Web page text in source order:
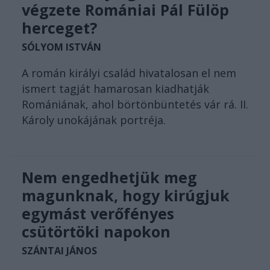
végzete Romániai Pál Fülöp
herceget?
SÓLYOM ISTVÁN
A román királyi család hivatalosan el nem
ismert tagját hamarosan kiadhatják
Romániának, ahol börtönbüntetés vár rá. II.
Károly unokájának portréja.
Nem engedhetjük meg
magunknak, hogy kirúgjuk
egymást verőfényes
csütörtöki napokon
SZÁNTAI JÁNOS